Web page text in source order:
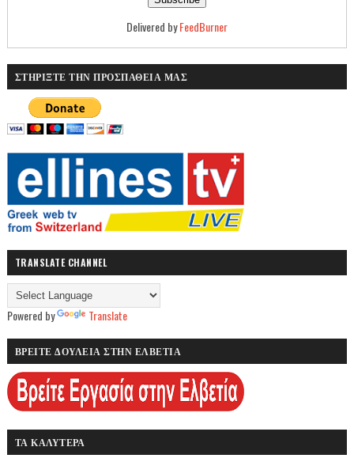
Delivered byFeedBurner
ΣΤΗΡΙΞΤΕ ΤΗΝ ΠΡΟΣΠΑΘΕΙΑ ΜΑΣ
TRANSLATE CHANNEL
Powered by Translate
ΒΡΕΙΤΕ ΔΟΥΛΕΙΑ ΣΤΗΝ ΕΛΒΕΤΙΑ
ΤΑ ΚΑΛΥΤΕΡΑ